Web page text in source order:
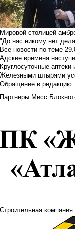
Мировой столицей
"До нас никому нет
Все новости по теме
Адские времена
Круглосуточные
Железными штырями
Обращение в редакцию
Партнеры Мисс
Строительная